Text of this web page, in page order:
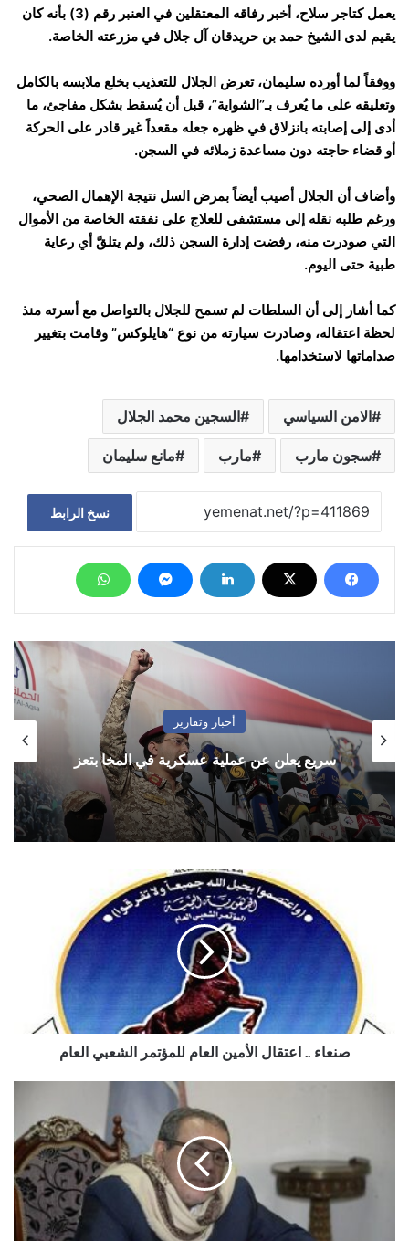
يعمل كتاجر سلاح، أخبر رفاقه المعتقلين في العنبر رقم (3) بأنه كان
يقيم لدى الشيخ حمد بن حريدقان آل جلال في مزرعته الخاصة.
ووفقاً لما أورده سليمان، تعرض الجلال للتعذيب بخلع ملابسه بالكامل
وتعليقه على ما يُعرف بـ”الشواية”، قبل أن يُسقط بشكل مفاجئ، ما
أدى إلى إصابته بانزلاق في ظهره جعله مقعداً غير قادر على الحركة
أو قضاء حاجته دون مساعدة زملائه في السجن.
وأضاف أن الجلال أصيب أيضاً بمرض السل نتيجة الإهمال الصحي،
ورغم طلبه نقله إلى مستشفى للعلاج على نفقته الخاصة من الأموال
التي صودرت منه، رفضت إدارة السجن ذلك، ولم يتلقَّ أي رعاية
طبية حتى اليوم.
كما أشار إلى أن السلطات لم تسمح للجلال بالتواصل مع أسرته منذ
لحظة اعتقاله، وصادرت سيارته من نوع “هايلوكس” وقامت بتغيير
صداماتها لاستخدامها.
الامن السياسي السجين محمد الجلال
سجون مارب مارب مانع سليمان
نسخ الرابط
أخبار وتقارير
سريع يعلن عن عملية عسكرية في المخا بتعز
للمؤتمر
صنعاء .. اعتقال الأمين العام للمؤتمر الشعبي العام
بشأن
المتداولة